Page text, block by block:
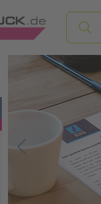
Go to Previous Slide